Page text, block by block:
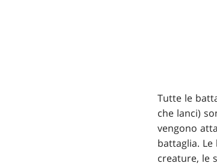
Tutte le
che lanci)
vengono
battaglia.
creature, le